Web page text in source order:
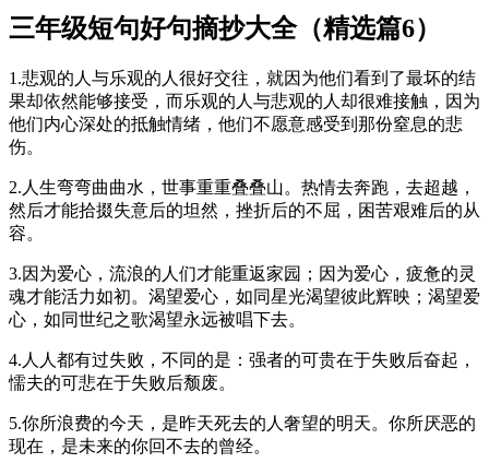
三年级短句好句摘抄大全（精选篇6）
1.悲观的人与乐观的人很好交往，就因为他们看到了最坏的结
果却依然能够接受，而乐观的人与悲观的人却很难接触，因为
他们内心深处的抵触情绪，他们不愿意感受到那份窒息的悲
伤。
2.人生弯弯曲曲水，世事重重叠叠山。热情去奔跑，去超越，
然后才能拾掇失意后的坦然，挫折后的不屈，困苦艰难后的从
容。
3.因为爱心，流浪的人们才能重返家园；因为爱心，疲惫的灵
魂才能活力如初。渴望爱心，如同星光渴望彼此辉映；渴望爱
心，如同世纪之歌渴望永远被唱下去。
4.人人都有过失败，不同的是：强者的可贵在于失败后奋起，
懦夫的可悲在于失败后颓废。
5.你所浪费的今天，是昨天死去的人奢望的明天。你所厌恶的
现在，是未来的你回不去的曾经。